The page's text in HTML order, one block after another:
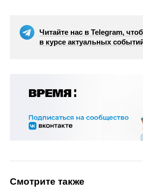
Читайте нас в Telegram,
в курсе актуальных
Смотрите также